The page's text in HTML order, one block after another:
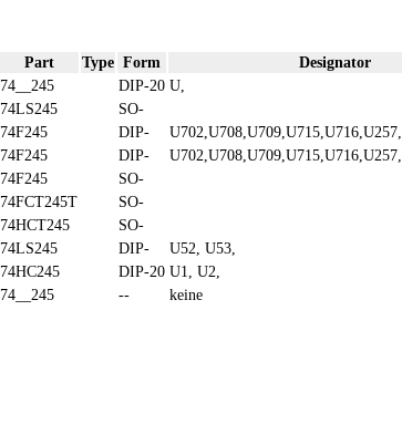
Part Type Form
Designator
74__245 DIP-20 U,
74LS245
SO-
74F245 DIP-
74F245 DIP-
74F245
SO-
74FCT245T
SO-
74HCT245
SO-
74LS245 DIP-
U52, U53,
74HC245 DIP-20 U1, U2,
74__245 -- keine